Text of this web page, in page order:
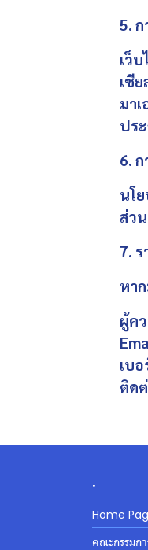
5.
เว็
เชี
มา
ปร
6.
นโ
ส่ว
7.
หา
ผู้ค
เบ
ติด
.
Home
คณะกรรมก